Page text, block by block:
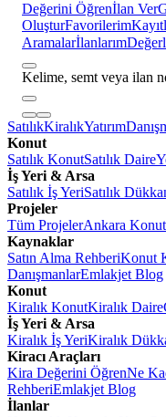
Değerini Öğrenİlan Ver
OluşturFavorilerim
Aramalarİlanlarım
Kelime, semt veya ilan
SatılıkKiralıkYatırım
Konut
Satılık KonutSatılık Daire
İş Yeri & Arsa
Satılık İş YeriSatılık
Projeler
Tüm ProjelerAnkara
Kaynaklar
Satın Alma RehberiKonut
DanışmanlarEmlakjet Blog
Konut
Kiralık KonutKiralık Daire
İş Yeri & Arsa
Kiralık İş YeriKiralık
Kiracı Araçları
Kira Değerini ÖğrenNe
RehberiEmlakjet Blog
İlanlar